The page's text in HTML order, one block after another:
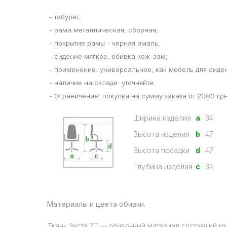
- табурет;
- рама металлическая, сборная;
- покрытие рамы - черная эмаль;
- сидение мягкое, обивка кож-зам;
- применение: универсальное, как мебель для
- наличие на складе: уточняйте.
- Ограничение: покупка на сумму заказа от 2000 грн.
Ширина изделия a
34
Высота изделия
b
47
Высота посадки
d
47
Глубина изделия c 34
Материалы и цвета обивки.
Ткань Зеста ZT — обивочный материал состоящий